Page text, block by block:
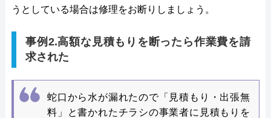
うとしている場合は修理をお断りしましょう。
事例2.高額な見積もりを断ったら作業費を請
求された
蛇口から水が漏れたので「見積もり・出張無
料」と書かれたチラシの事業者に見積もりを